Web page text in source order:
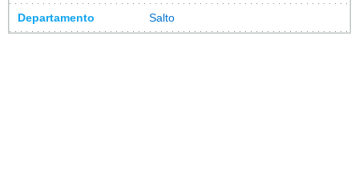
Departamento Salto